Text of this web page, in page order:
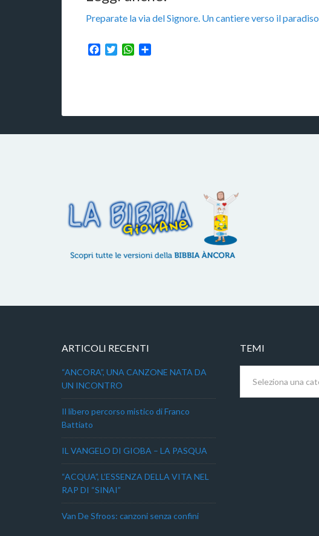
Preparate la via del Signore. Un cantiere verso il paradiso
Facebook
TwitterWhatsApp
ARTICOLI RECENTI
“ANCORA”, UNA CANZONE NATA DA
UN INCONTRO
Il libero percorso mistico di Franco
Battiato
IL VANGELO DI GIOBA – LA PASQUA
“ACQUA”, L’ESSENZA DELLA VITA NEL
RAP DI “SINAI”
Van De Sfroos: canzoni senza confini
TEMI